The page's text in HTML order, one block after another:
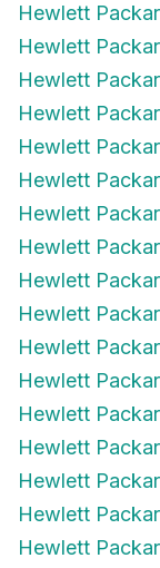
Hewlett
Hewlett
Hewlett
Hewlett
Hewlett
Hewlett
Hewlett
Hewlett
Hewlett
Hewlett
Hewlett
Hewlett
Hewlett
Hewlett
Hewlett
Hewlett
Hewlett